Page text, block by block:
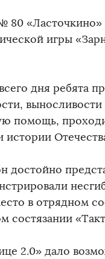
«Ласточкино»
игры
дня ребята
помощь,
истории
достойно
в отрядном
состязании
2.0» дало